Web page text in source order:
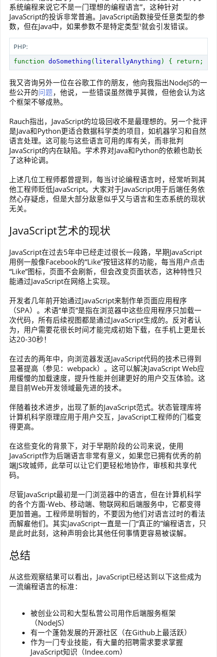
系统编程来说它不是一门理想的编程语言”，这种针对
JavaScript的投诉非常普遍。JavaScript函数接受任意类型的参
数，但在Java中，如果参数不是特定类型¹就会引发错误。
PHP:
function doSomething ( literallyAnything ) { return; }
我又咨询另外一位在谷歌工作的朋友，他向我指出NodeJS的一
些公开的问题，他说，一些错误虽然微乎其微，但他会认为这
个框架不够成熟。
Rauch指出，JavaScript的垃圾回收不是最理想的。另一个批评
是Java和Python更适合数据科学类的项目，如机器学习和自然
语言处理。这可能与这些语言可用的库有关，而非批判
JavaScript的内在缺陷。学术界对Java和Python的依赖也助长
了这种论调。
上述几位工程师都曾提到，每当讨论编程语言时，经常听到其
他工程师贬低JavaScript。大家对于JavaScript用于后端任务依
然心存疑虑，但是大部分敌意似乎又与语言和生态系统的现状
无关。
JavaScript艺术的现状
JavaScript在过去5年中已经走过很长一段路，早期JavaScript
用例一般像Facebook的“Like”按钮这样的功能，每当用户点击
“Like”图标，页面不会刷新，但会改变页面状态，这种特性只
能通过JavaScript在网络上实现。
开发者几年前开始通过JavaScript来制作单页面应用程序
（SPA）。术语“单页”是指在浏览器中这些应用程序只加载一
次代码，所有后续视图都是通过JavaScript生成的。反对者认
为，用户需要花很长时间才能完成初始下载，在手机上更是长
达20-30秒！
在过去的两年中，向浏览器发送JavaScript代码的技术已得到
显著提高（参见：webpack）。这可以解决JavaScript Web应
用缓慢的加载速度，提升性能并创建更好的用户交互体验。这
是目前Web开发领域最先进的技术。
伴随着技术进步，出现了新的JavaScript范式。状态管理库将
计算机科学原理应用于用户交互，JavaScript工程师的门槛变
得更高。
在这些变化的背景下，对于早期阶段的公司来说，使用
JavaScript作为后端语言非常有意义，如果您已拥有优秀的前
端JS攻城师，此举可以让它们更轻松地协作，审核和共享代
码。
尽管JavaScript最初是一门浏览器中的语言，但在计算机科学
的各个方面-Web、移动端、物联网和后端服务中，它都变得
更加普遍。工程师是明智的，不要因为他们对语言过时的看法
而解雇他们。其实JavaScript一直是一门“真正的”编程语言，只
是此时此刻，这种声明会比其他任何事情更容易被误解。
总结
从这些观察结果可以看出，JavaScript已经达到以下这些成为
一流编程语言的标准：
被创业公司和大型私营公司用作后端服务框架
（NodeJS）
有一个蓬勃发展的开源社区（在Github上最活跃）
作为一门专业技能，有大量的招聘需求要求掌握
JavaScript知识（Indee.com）